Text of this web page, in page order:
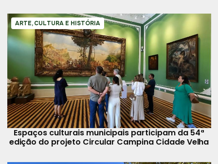
ARTE, CULTURA E HISTÓRIA
Espaços culturais municipais participam da 54ª
edição do projeto Circular Campina Cidade Velha